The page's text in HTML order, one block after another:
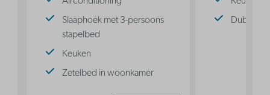
Slaaphoek met 3-persoons
stapelbed
Keuken
Zetelbed in woonkamer
Dubbel